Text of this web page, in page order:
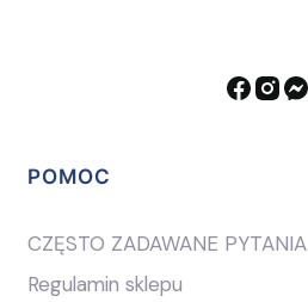
Linki w stopce
POMOC
CZĘSTO ZADAWANE PYTANIA
Regulamin sklepu